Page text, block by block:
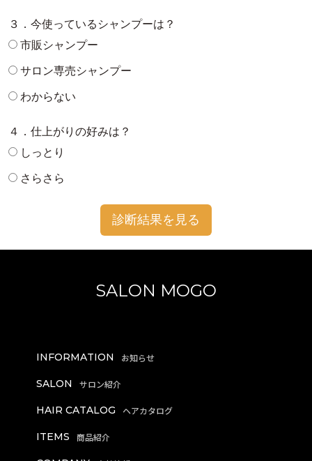
３．今使っているシャンプーは？
市販シャンプー
サロン専売シャンプー
わからない
４．仕上がりの好みは？
しっとり
さらさら
診断結果を見る
SALON MOGO
INFORMATION
SALON
HAIR CATALOG
ITEMS